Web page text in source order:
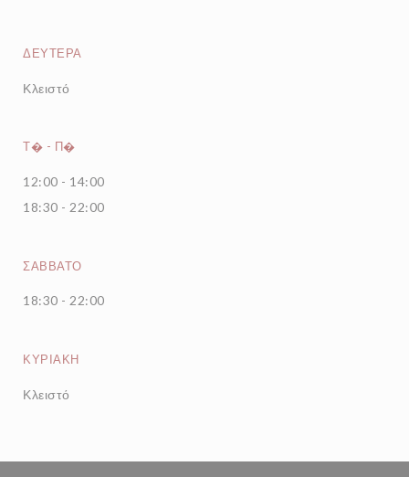
ΔΕΥΤΈΡΑ
Κλειστό
Τ� - Π�
12:00 - 14:00
18:30 - 22:00
ΣΆΒΒΑΤΟ
18:30 - 22:00
ΚΥΡΙΑΚΉ
Κλειστό